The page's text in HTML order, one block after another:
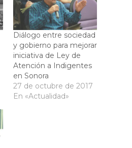
Diálogo entre sociedad
y gobierno para mejorar
iniciativa de Ley de
Atención a Indigentes
en Sonora
27 de octubre de 2017
En «Actualidad»